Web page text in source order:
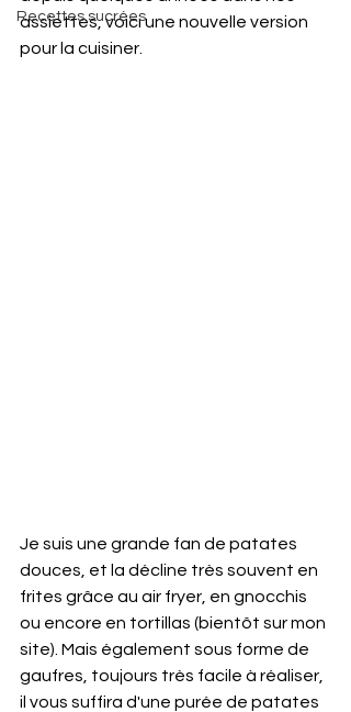
Recettes sucrées
assiettes, voici une nouvelle version
pour la cuisiner.
Je suis une grande fan de patates
douces, et la décline très souvent en
frites grâce au air fryer, en gnocchis
ou encore en tortillas (bientôt sur mon
site). Mais également sous forme de
gaufres, toujours très facile à réaliser,
il vous suffira d'une purée de patates